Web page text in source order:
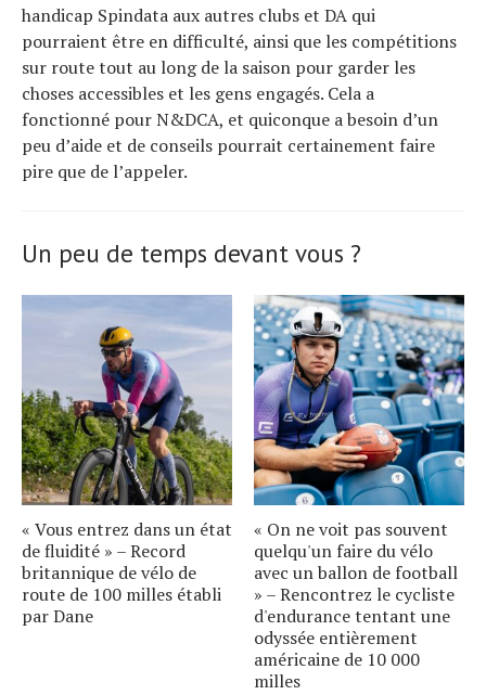
handicap Spindata aux autres clubs et DA qui
pourraient être en difficulté, ainsi que les compétitions
sur route tout au long de la saison pour garder les
choses accessibles et les gens engagés. Cela a
fonctionné pour N&DCA, et quiconque a besoin d’un
peu d’aide et de conseils pourrait certainement faire
pire que de l’appeler.
Un peu de temps devant vous ?
« Vous entrez dans un état
de fluidité » – Record
britannique de vélo de
route de 100 milles établi
par Dane
« On ne voit pas souvent
quelqu'un faire du vélo
avec un ballon de football
» – Rencontrez le cycliste
d'endurance tentant une
odyssée entièrement
américaine de 10 000
milles